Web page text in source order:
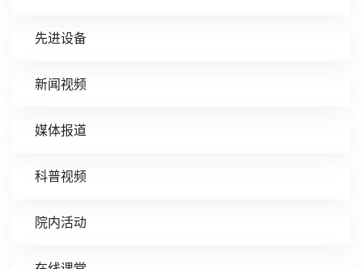
先进设备
新闻视频
媒体报道
科普视频
院内活动